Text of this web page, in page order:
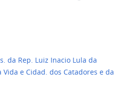
da Rep. Luiz Inacio Lula da
e Cidad. dos Catadores e da